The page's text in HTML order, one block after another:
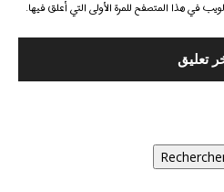
في هذا المتصفح للمرة الأولى التي أعلق فيها.